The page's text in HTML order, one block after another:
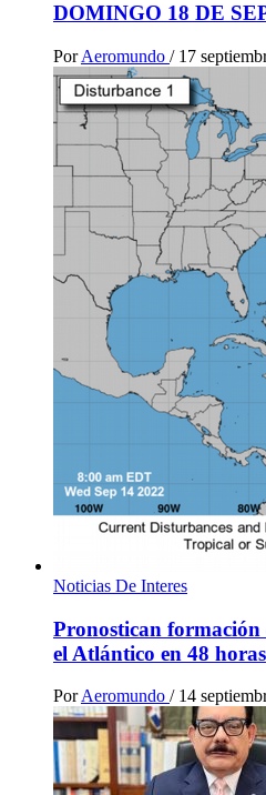
DOMINGO 18 DE
Por Aeromundo / 17
Noticias De Interes
Pronostican formación
el Atlántico en 48 horas
PorAeromundo / 14